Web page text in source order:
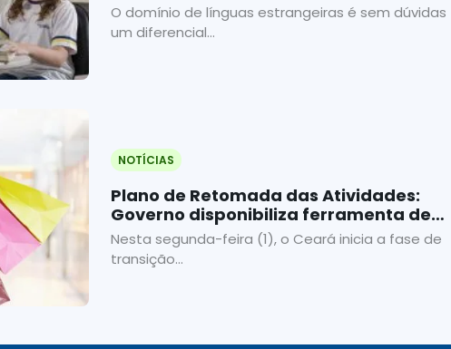
O domínio de línguas estrangeiras é sem dúvidas
um diferencial...
NOTÍCIAS
Plano de Retomada das Atividades:
Governo disponibiliza ferramenta de
consulta ao CNAEs
Nesta segunda-feira (1), o Ceará inicia a fase de
transição...